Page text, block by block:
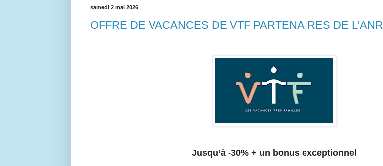
samedi 2 mai 2026
OFFRE DE VACANCES DE VTF PARTENAIRES DE L’ANR
Jusqu’à -30% + un bonus exceptionnel